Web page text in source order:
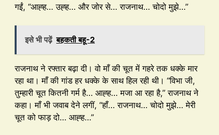
गईं, “आह्ह… उह्ह… और जोर से… राजनाथ… चोदो मुझे…”
इसे भी पढ़ें बहकती बहू-2
राजनाथ ने रफ्तार बढ़ा दी। वो माँ की चूत में गहरे तक धक्के मार
रहा था। माँ की गांड हर धक्के के साथ हिल रही थी। “विभा जी,
तुम्हारी चूत कितनी गर्म है… आह्ह… मजा आ रहा है,” राजनाथ ने
कहा। माँ भी जवाब देने लगीं, “हाँ… राजनाथ… चोदो मुझे… मेरी
चूत को फाड़ दो… आह्ह…”